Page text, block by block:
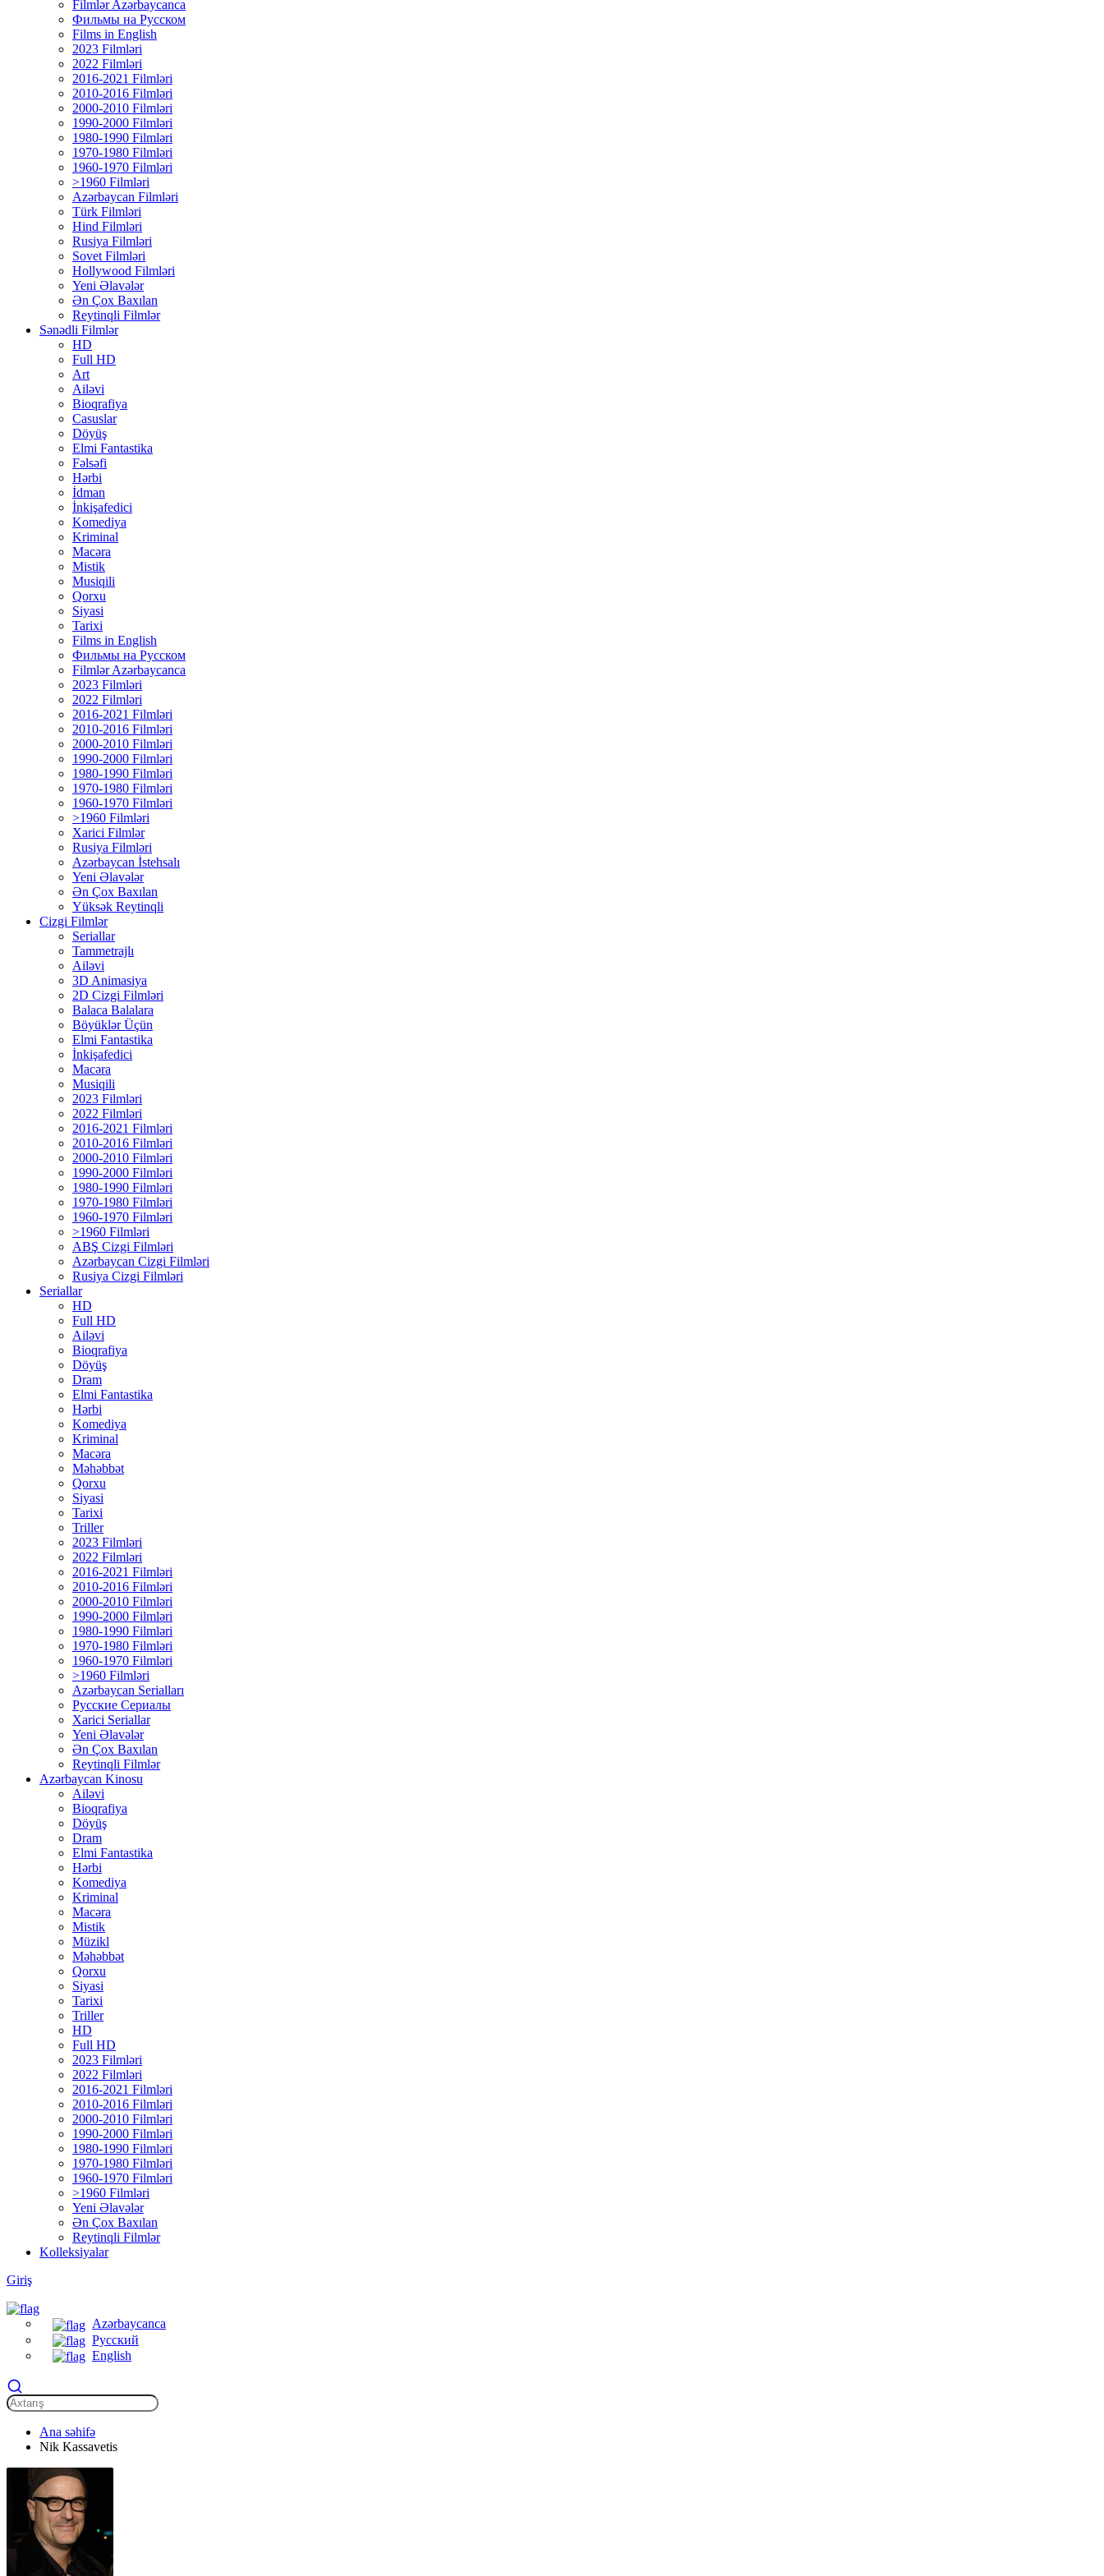
Filmlər Azərbaycanca
Фильмы на Русском
Films in English
2023 Filmləri
2022 Filmləri
2016-2021 Filmləri
2010-2016 Filmləri
2000-2010 Filmləri
1990-2000 Filmləri
1980-1990 Filmləri
1970-1980 Filmləri
1960-1970 Filmləri
>1960 Filmləri
Azərbaycan Filmləri
Türk Filmləri
Hind Filmləri
Rusiya Filmləri
Sovet Filmləri
Hollywood Filmləri
Yeni Əlavələr
Ən Çox Baxılan
Reytinqli Filmlər
Sənədli Filmlər
HD
Full HD
Art
Ailəvi
Bioqrafiya
Casuslar
Döyüş
Elmi Fantastika
Fəlsəfi
Hərbi
İdman
İnkişafedici
Komediya
Kriminal
Macəra
Mistik
Musiqili
Qorxu
Siyasi
Tarixi
Films in English
Фильмы на Русском
Filmlər Azərbaycanca
2023 Filmləri
2022 Filmləri
2016-2021 Filmləri
2010-2016 Filmləri
2000-2010 Filmləri
1990-2000 Filmləri
1980-1990 Filmləri
1970-1980 Filmləri
1960-1970 Filmləri
>1960 Filmləri
Xarici Filmlər
Rusiya Filmləri
Azərbaycan İstehsalı
Yeni Əlavələr
Ən Çox Baxılan
Yüksək Reytinqli
Cizgi Filmlər
Seriallar
Tammetrajlı
Ailəvi
3D Animasiya
2D Cizgi Filmləri
Balaca Balalara
Böyüklər Üçün
Elmi Fantastika
İnkişafedici
Macəra
Musiqili
2023 Filmləri
2022 Filmləri
2016-2021 Filmləri
2010-2016 Filmləri
2000-2010 Filmləri
1990-2000 Filmləri
1980-1990 Filmləri
1970-1980 Filmləri
1960-1970 Filmləri
>1960 Filmləri
ABŞ Cizgi Filmləri
Azərbaycan Cizgi Filmləri
Rusiya Cizgi Filmləri
Seriallar
HD
Full HD
Ailəvi
Bioqrafiya
Döyüş
Dram
Elmi Fantastika
Hərbi
Komediya
Kriminal
Macəra
Məhəbbət
Qorxu
Siyasi
Tarixi
Triller
2023 Filmləri
2022 Filmləri
2016-2021 Filmləri
2010-2016 Filmləri
2000-2010 Filmləri
1990-2000 Filmləri
1980-1990 Filmləri
1970-1980 Filmləri
1960-1970 Filmləri
>1960 Filmləri
Azərbaycan Serialları
Русские Сериалы
Xarici Seriallar
Yeni Əlavələr
Ən Çox Baxılan
Reytinqli Filmlər
Azərbaycan Kinosu
Ailəvi
Bioqrafiya
Döyüş
Dram
Elmi Fantastika
Hərbi
Komediya
Kriminal
Macəra
Mistik
Müzikl
Məhəbbət
Qorxu
Siyasi
Tarixi
Triller
HD
Full HD
2023 Filmləri
2022 Filmləri
2016-2021 Filmləri
2010-2016 Filmləri
2000-2010 Filmləri
1990-2000 Filmləri
1980-1990 Filmləri
1970-1980 Filmləri
1960-1970 Filmləri
>1960 Filmləri
Yeni Əlavələr
Ən Çox Baxılan
Reytinqli Filmlər
Kolleksiyalar
Giriş
Azərbaycanca
Русский
English
Ana səhifə
Nik Kassavetis